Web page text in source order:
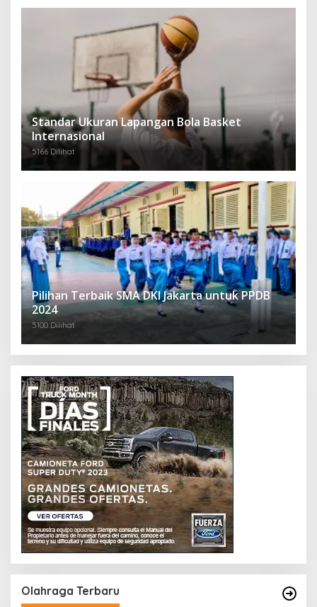
Standar Ukuran Lapangan Bola Basket
Internasional
5166 Dilihat
Pilihan Terbaik SMA DKI Jakarta untuk PPDB
2024
5100 Dilihat
Olahraga Terbaru